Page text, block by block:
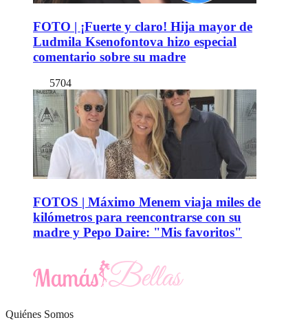
FOTO | ¡Fuerte y claro! Hija mayor de
Ludmila Ksenofontova hizo especial
comentario sobre su madre
5704
FOTOS | Máximo Menem viaja miles de
kilómetros para reencontrarse con su
madre y Pepo Daire: "Mis favoritos"
Quiénes Somos